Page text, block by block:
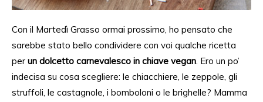
Con il Martedì Grasso ormai prossimo, ho pensato che
sarebbe stato bello condividere con voi qualche ricetta
per un dolcetto carnevalesco in chiave vegan. Ero un po’
indecisa su cosa scegliere: le chiacchiere, le zeppole, gli
struffoli, le castagnole, i bomboloni o le brighelle? Mamma